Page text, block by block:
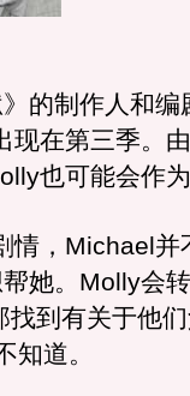
制作人和编
现在第三季。
也可能会作
，Michael并
她。Molly会
到有关于他
道。